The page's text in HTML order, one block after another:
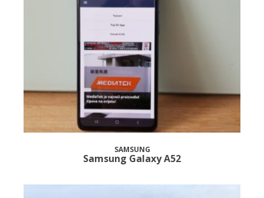
SAMSUNG
Samsung Galaxy A52